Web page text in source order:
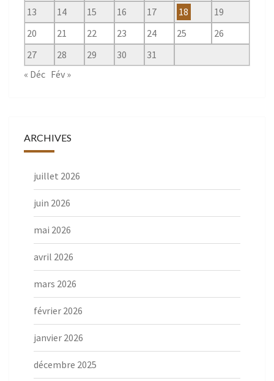
13
14 15 16 17 18
19
20
21 22 23 24 25
26
27
28 29 30
31
« Déc Fév »
ARCHIVES
juillet 2026
juin 2026
mai 2026
avril 2026
mars 2026
février 2026
janvier 2026
décembre 2025